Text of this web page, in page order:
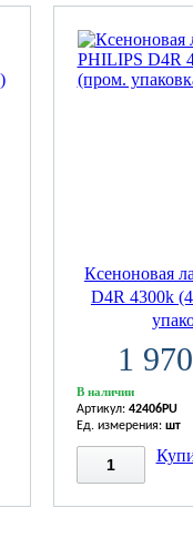
Ксеноновая
D4R 4300k
1
В наличии
Артикул: 42406PU
Ед. измерения: шт